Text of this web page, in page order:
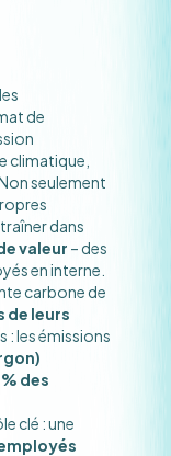
de
climatique,
seulement
dans
valeur – des
en interne.
carbone de
de leurs
: les émissions
des
clé : une